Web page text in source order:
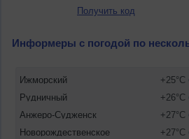
Получить код
Информеры с погодой по